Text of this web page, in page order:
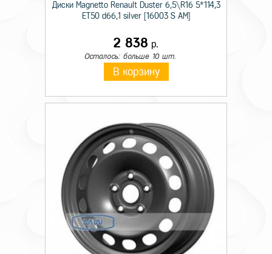
Диски Magnetto Renault Duster 6,5\R16 5*114,3
ET50 d66,1 silver [16003 S AM]
2 838 р.
Осталось: больше 10 шт.
В корзину